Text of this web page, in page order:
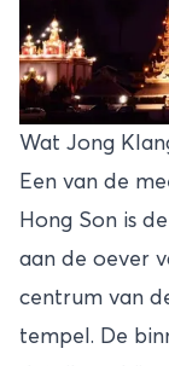
Wat Jong
Een van de
Hong Son is
aan de oever
centrum van
tempel. De